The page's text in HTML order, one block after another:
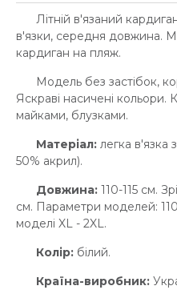
Літній в'язаний
в'язки, середня довжина.
кардиган на пляж.
Модель без застібок,
Яскраві насичені кольори.
майками, блузками.
Матеріал: легка в'язка
50% акрил).
Довжина: 110-115 см.
см. Параметри моделей:
моделі XL - 2XL.
Колір: білий.
Країна-виробник: